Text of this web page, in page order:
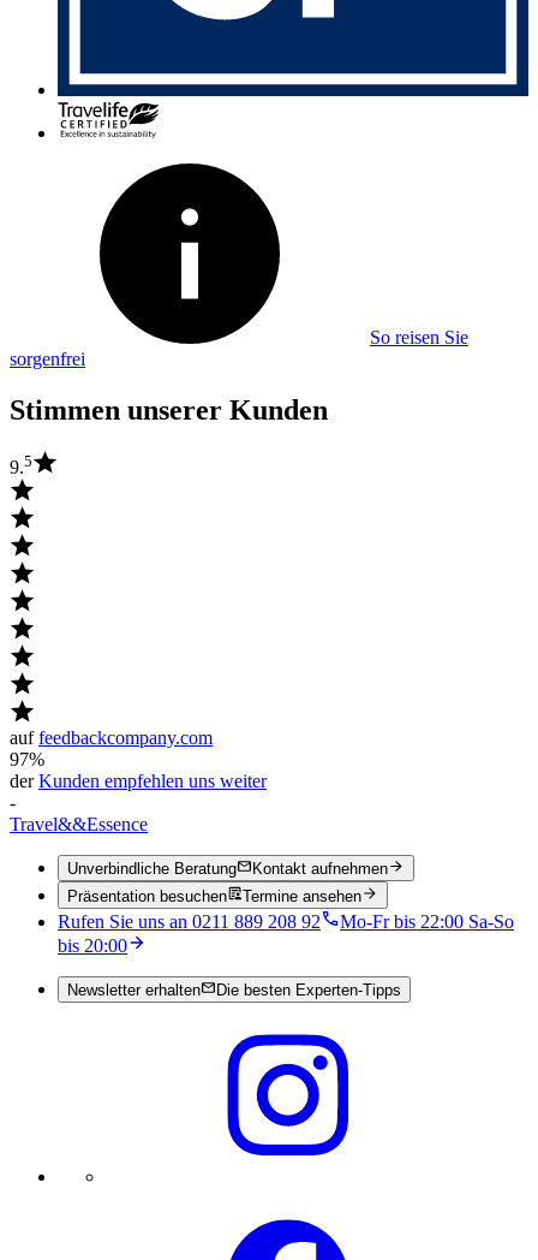
So reisen Sie
sorgenfrei
Stimmen unserer Kunden
9.5
auffeedbackcompany.com
97%
derKunden empfehlen uns weiter
-
Travel&&Essence
Unverbindliche Beratung
Kontakt aufnehmen
Präsentation besuchen
Termine ansehen
Rufen Sie uns an 0211 889 208 92
Mo-Fr bis 22:00 Sa-So
bis 20:00
Newsletter erhalten Die besten Experten-Tipps